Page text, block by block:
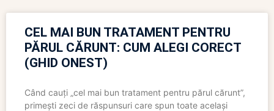
CEL MAI BUN TRATAMENT PENTRU
PĂRUL CĂRUNT: CUM ALEGI CORECT
(GHID ONEST)
Când cauți „cel mai bun tratament pentru părul cărunt”,
primești zeci de răspunsuri care spun toate același